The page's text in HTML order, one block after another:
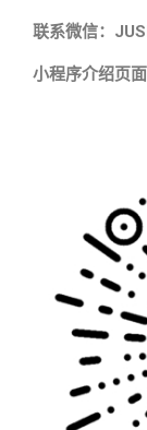
联系微信：
小程序介绍页面